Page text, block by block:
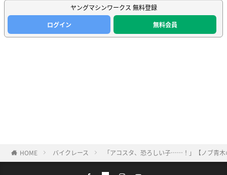
ヤングマシンワークス 無料登録
ログイン
無料会員